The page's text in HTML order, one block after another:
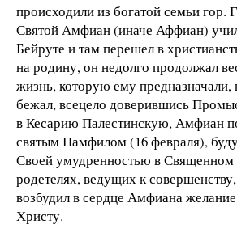
происходили из богатой семьи гор.
Святой Амфиан (иначе Аффиан)
Бейруте и там перешел в
на родину, он недолго продолжал
жизнь, которую ему пред­назначали,
бежал, всецело доверившись
в Ке­сарию Палестинскую, Амфиан
святым Памфилом (16 февраля),
Своей умудренностью в
родетелях, ведущих к
возбудил в сердце Амфиана
Христу.